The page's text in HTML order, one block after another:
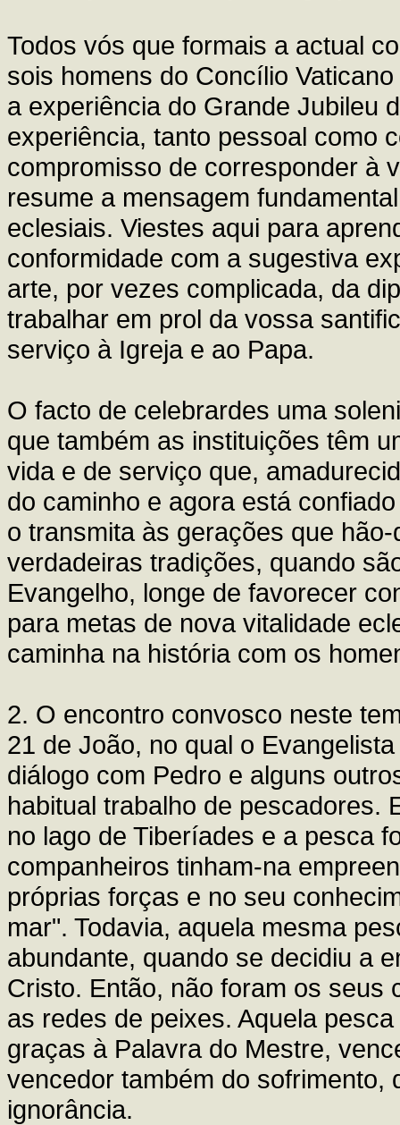
Todos vós que formais a actual
sois homens do Concílio
a experiência do Grande Jubileu
experiência, tanto pessoal como
compromisso de corresponder à
resume a mensagem
eclesiais. Viestes aqui para
conformidade com a sugestiva
arte, por vezes complicada, da
trabalhar em prol da vossa
serviço à Igreja e ao Papa.
O facto de celebrardes uma
que também as instituições têm
vida e de serviço que,
do caminho e agora está
o transmita às gerações que
verdadeiras tradições, quando
Evangelho, longe de favorecer
para metas de nova vitalidade
caminha na história com os
2. O encontro convosco neste
21 de João, no qual o
diálogo com Pedro e alguns
habitual trabalho de pescadores.
no lago de Tiberíades e a pesca
companheiros tinham-na
próprias forças e no seu
mar". Todavia, aquela mesma
abundante, quando se decidiu a
Cristo. Então, não foram os seus
as redes de peixes. Aquela
graças à Palavra do Mestre,
vencedor também do sofrimento,
ignorância.